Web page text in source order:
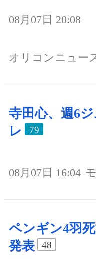
08月07日 20:08
オリコンニュー
寺田心、週6
レ
79
08月07日 16:04
ペンギン4羽
発表
48